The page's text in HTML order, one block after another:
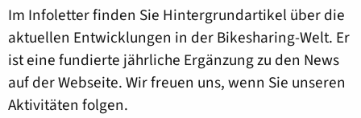
Im Infoletter finden Sie Hintergrundartikel über die
aktuellen Entwicklungen in der Bikesharing-Welt. Er
ist eine fundierte jährliche Ergänzung zu den News
auf der Webseite. Wir freuen uns, wenn Sie unseren
Aktivitäten folgen.